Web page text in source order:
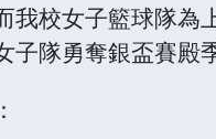
我校女子籃球隊為
子隊勇奪銀盃賽殿